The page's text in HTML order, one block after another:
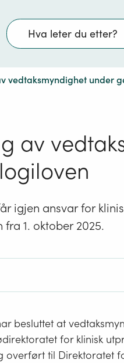
Søk
vedtaksmyndighet under
av
igjen ansvar for
1. oktober 2025.
besluttet at
for klinisk
overført til Direktoratet